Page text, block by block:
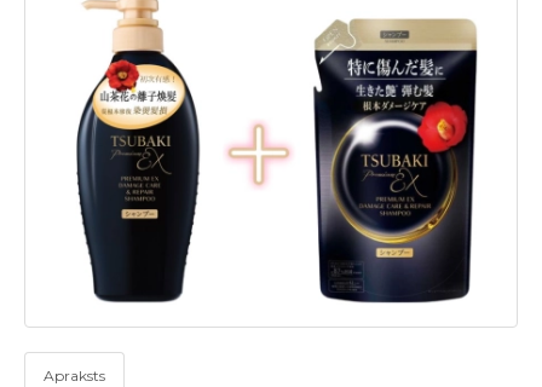
Apraksts